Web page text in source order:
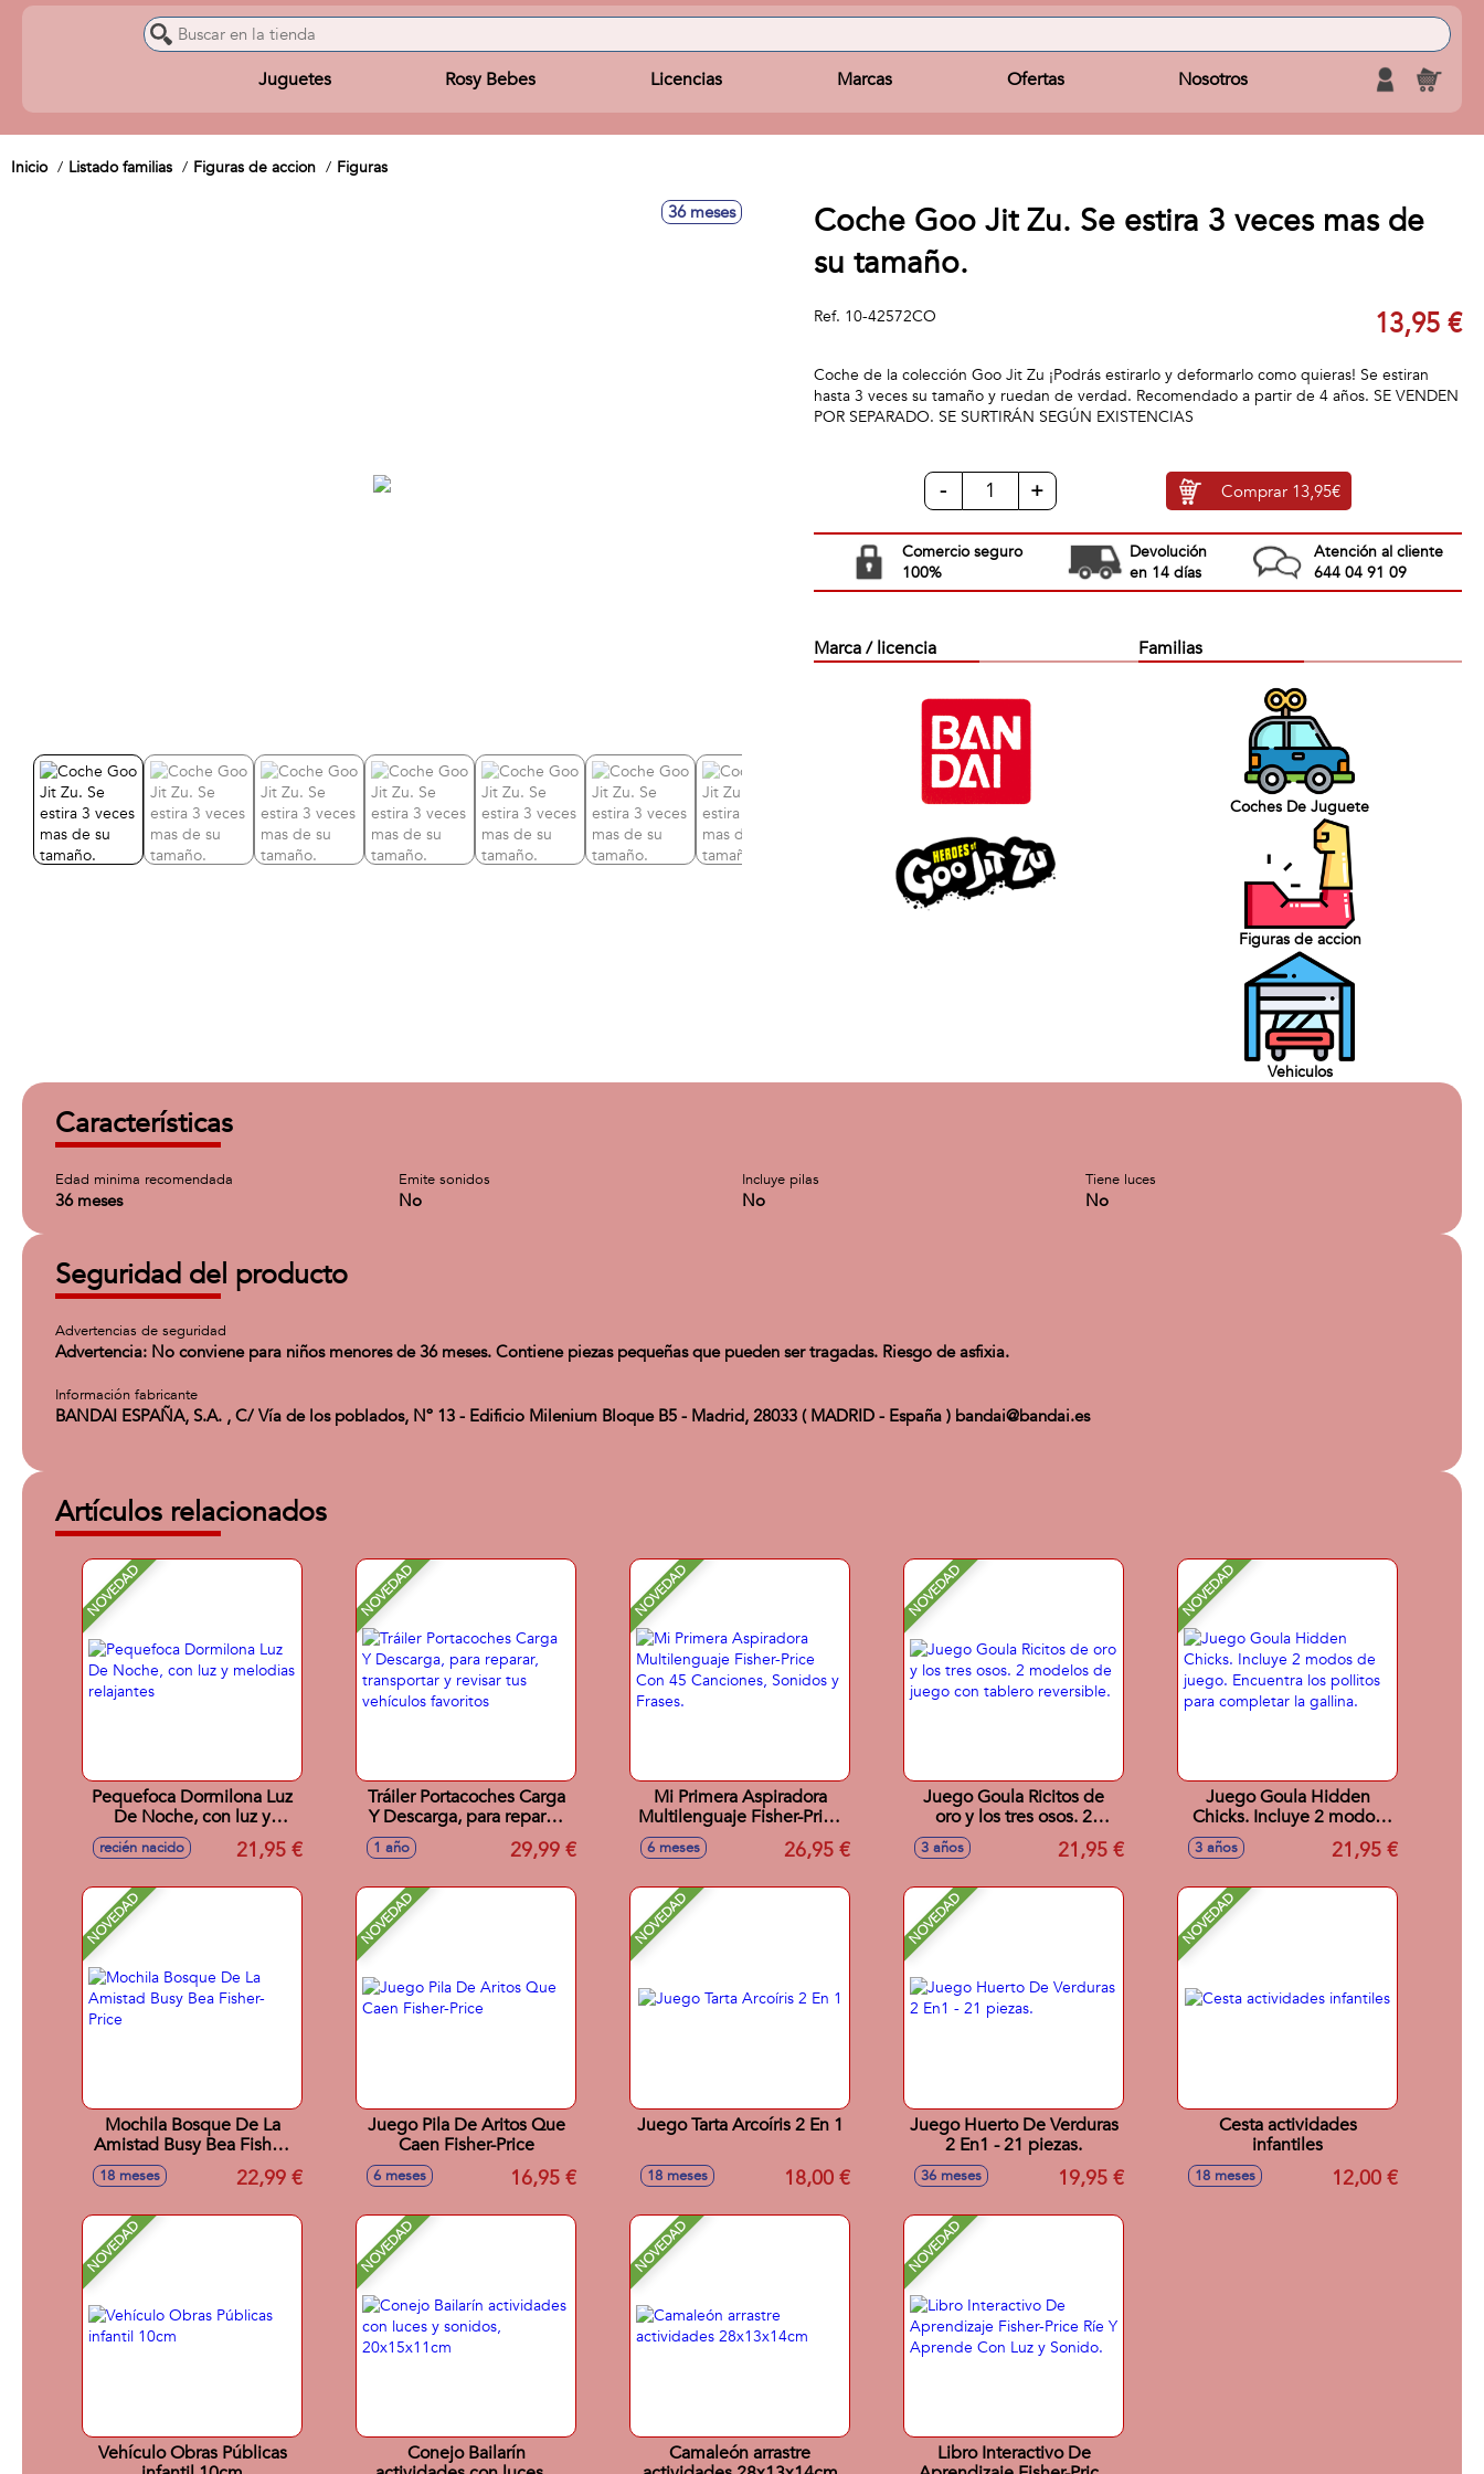
Juguetes Rosy Bebes Licencias Marcas Ofertas Nosotros
Inicio Listado familias Figuras de accion Figuras
36 meses
Coche Goo Jit Zu. Se estira 3 veces mas de
su tamaño.
Ref. 10-42572CO 13,95 €
Coche de la colección Goo Jit Zu ¡Podrás estirarlo y deformarlo como quieras! Se estiran
hasta 3 veces su tamaño y ruedan de verdad. Recomendado a partir de 4 años. SE VENDEN
POR SEPARADO. SE SURTIRÁN SEGÚN EXISTENCIAS
- + Comprar 13,95€
Comercio seguro
100%
Devolución
en 14 días
Atención al cliente
644 04 91 09
Marca / licencia Familias
Coches De Juguete
Figuras de accion
Vehiculos
Características
Edad minima recomendada
36 meses
Emite sonidos
No
Incluye pilas
No
Tiene luces
No
Seguridad del producto
Advertencias de seguridad
Advertencia: No conviene para niños menores de 36 meses. Contiene piezas pequeñas que pueden ser tragadas. Riesgo de asfixia.
Información fabricante
BANDAI ESPAÑA, S.A. , C/ Vía de los poblados, Nº 13 - Edificio Milenium Bloque B5 - Madrid, 28033 ( MADRID - España ) bandai@bandai.es
Artículos relacionados
NOVEDAD
Pequefoca Dormilona Luz
De Noche, con luz y
melodias relajantes
recién nacido 21,95 €
NOVEDAD
Tráiler Portacoches Carga
Y Descarga, para reparar,
transportar y revisar tus
vehículos favoritos
1 año 29,99 €
NOVEDAD
Mi Primera Aspiradora
Multilenguaje Fisher-Price
Con 45 Canciones,
Sonidos y Frases.
6 meses 26,95 €
NOVEDAD
Juego Goula Ricitos de
oro y los tres osos. 2
modelos de juego con
tablero reversible.
3 años 21,95 €
NOVEDAD
Juego Goula Hidden
Chicks. Incluye 2 modos
de juego. Encuentra los
pollitos para completar la
3 años 21,95 €
NOVEDAD
Mochila Bosque De La
Amistad Busy Bea Fisher-
18 meses 22,99 €
NOVEDAD
Juego Pila De Aritos Que
Caen Fisher-Price
6 meses 16,95 €
NOVEDAD
Juego Tarta Arcoíris 2 En 1
18 meses 18,00 €
NOVEDAD
Juego Huerto De Verduras
2 En1 - 21 piezas.
36 meses 19,95 €
NOVEDAD
Cesta actividades
infantiles
18 meses 12,00 €
NOVEDAD
Vehículo Obras Públicas
NOVEDAD
Conejo Bailarín
NOVEDAD
Camaleón arrastre
NOVEDAD
Libro Interactivo De